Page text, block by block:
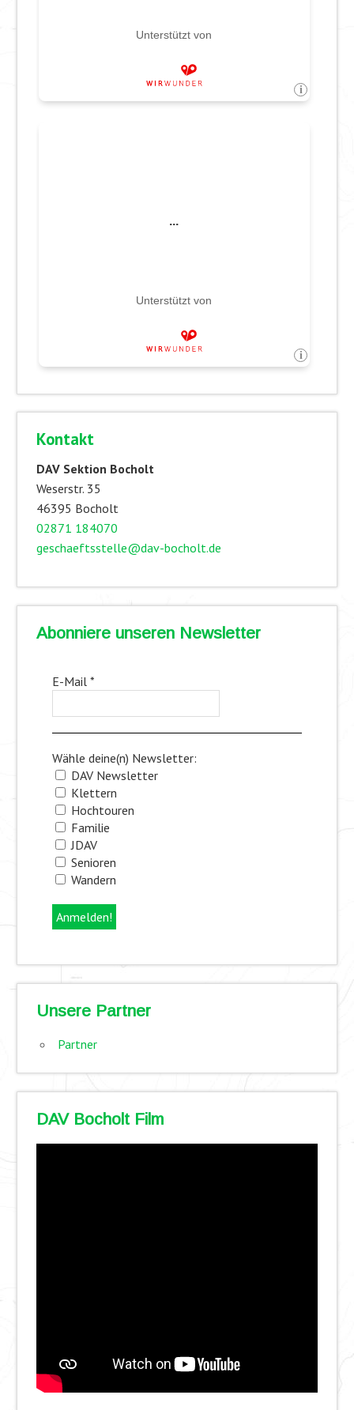
Kontakt
DAV Sektion Bocholt
Weserstr. 35
46395 Bocholt
02871 184070
geschaeftsstelle@dav-bocholt.de
Abonniere unseren Newsletter
E-Mail *
Wähle deine(n) Newsletter:
DAV Newsletter
Klettern
Hochtouren
Familie
JDAV
Senioren
Wandern
Unsere Partner
Partner
DAV Bocholt Film